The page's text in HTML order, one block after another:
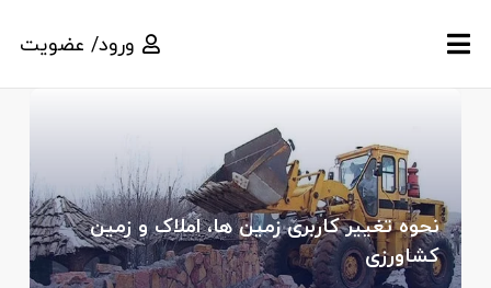
ورود/ عضویت
نحوه تغییر کاربری زمین ها، املاک و زمین
کشاورزی